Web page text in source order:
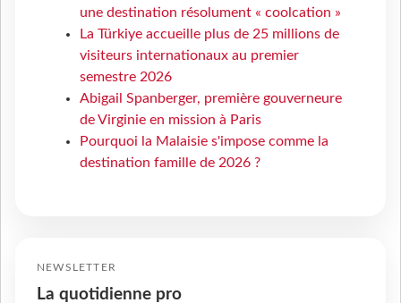
une destination résolument « coolcation »
La Türkiye accueille plus de 25 millions de
visiteurs internationaux au premier
semestre 2026
Abigail Spanberger, première gouverneure
de Virginie en mission à Paris
Pourquoi la Malaisie s'impose comme la
destination famille de 2026 ?
NEWSLETTER
La quotidienne pro